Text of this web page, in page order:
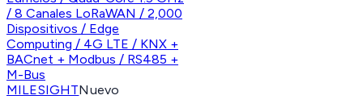
MILESIGHTNuevo